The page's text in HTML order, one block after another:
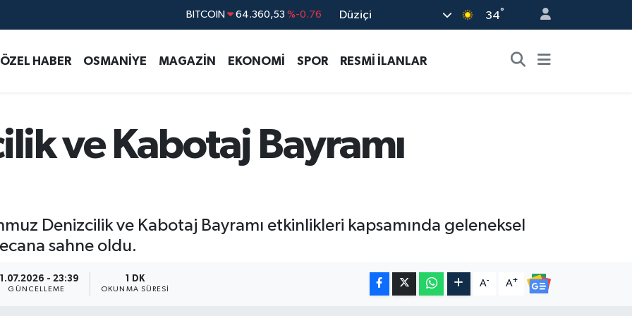
DOLAR 47,7069 %0.17
STERLİN 64,1897 %0.02
BITCOIN 64.360,53 %-0.76
Düziçi 34°
ÖZEL HABER OSMANİYE MAGAZİN EKONOMİ SPOR RESMİ İLANLAR
ve Kabotaj Bayramı
Denizcilik ve Kabotaj Bayramı etkinlikleri kapsamında geleneksel
sahne oldu.
- 23:39
GÜNCELLEME
1 DK
OKUNMA SÜRESI
A- A+